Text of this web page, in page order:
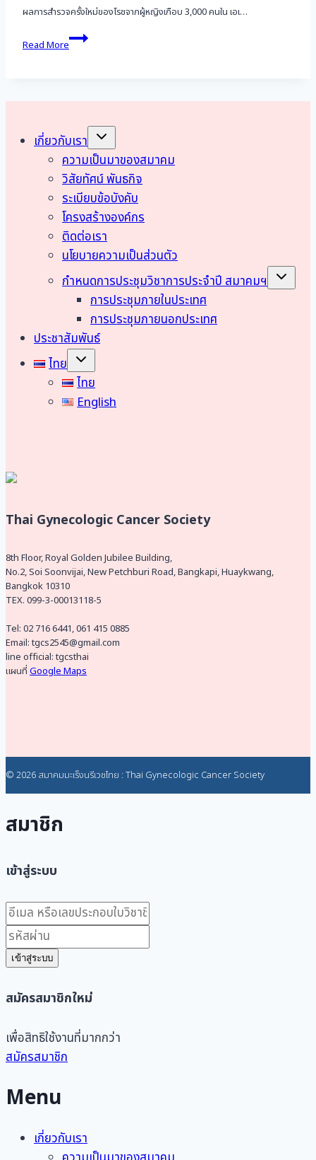
ผลการสำรวจครั้งใหม่ของโรชจากผู้หญิงเกือบ 3,000 คนใน เอเ…
Read More
โรช
ได
สมาคม
มะเร็ง
นรีเวช
ไทย
และ
มูลนิธิ
เครือ
ข่าย
มะเร็ง
เปิด
ตัว
แคมเปญ
“สัปดาห์
ตรวจ
สุขภาพ
สตรี
แห่ง
ชาติ”
เป็น
การ
ปาก
มดลูก
ชุด
ใหม่
เกี่ยวกับเรา
Toggle
menu
ความเป็นมาของสมาคม
วิสัยทัศน์ พันธกิจ
ระเบียบข้อบังคับ
โครงสร้างองค์กร
ติดต่อเรา
นโยบายความเป็นส่วนตัว
กำหนดการประชุมวิชาการประจำปี สมาคมฯ
Toggle
การประชุมภายในประเทศ
การประชุมภายนอกประเทศ
ประชาสัมพันธ์
ไทย
Toggle
menu
ไทย
English
Thai Gynecologic Cancer Society
8th Floor, Royal Golden Jubilee Building,
No.2, Soi Soonvijai, New Petchburi Road, Bangkapi, Huaykwang,
Bangkok 10310
TEX. 099-3-00013118-5
Tel: 02 716 6441, 061 415 0885
Email: tgcs2545@gmail.com
line official: tgcsthai
แผนที่ Google Maps
© 2026 สมาคมมะเร็งนรีเวชไทย : Thai Gynecologic Cancer Society
สมาชิก
เข้าสู่ระบบ
เข้าสู่ระบบ
สมัครสมาชิกใหม่
เพื่อสิทธิใช้งานที่มากกว่า
สมัครสมาชิก
Menu
เกี่ยวกับเรา